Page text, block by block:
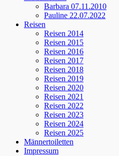
Barbara 07.11.2010
Pauline 22.07.2022
Reisen
Reisen 2014
Reisen 2015
Reisen 2016
Reisen 2017
Reisen 2018
Reisen 2019
Reisen 2020
Reisen 2021
Reisen 2022
Reisen 2023
Reisen 2024
Reisen 2025
Männertoiletten
Impressum